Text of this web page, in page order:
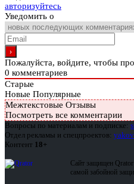
авторизуйтесь
Уведомить о
Пожалуйста, войдите, чтобы
0 комментариев
Старые
Новые Популярные
Межтекстовые Отзывы
Посмотреть все комментарии
Вопросы по материалам и подписке:
Отдел рекламы и спецпроектов:
Контент 18+
Сайт защищен
самой забойной